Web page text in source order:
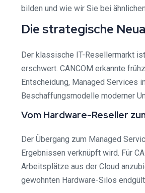
bilden und wie wir Sie bei
Die strategische
Der klassische IT-Resellermarkt
erschwert. CANCOM erkannte
Entscheidung, Managed Services
Beschaffungsmodelle moderner
Vom Hardware-Reseller
Der Übergang zum Managed
Ergebnissen verknüpft wird. Für
Arbeitsplätze aus der Cloud
gewohnten Hardware-Silos